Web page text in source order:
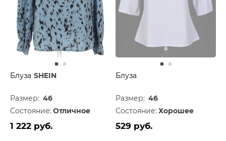
Блуза SHEIN
Размер: 46
Состояние: Отличное
1 222 руб.
Блуза
Размер: 46
Состояние: Хорошее
529 руб.